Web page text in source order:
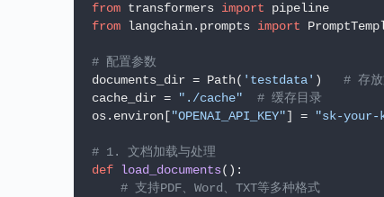
from transformers import
from langchain.prompts import
# 配置参数
documents_dir = Path( 'testdata' ) # 存放
cache_dir =
"./cache"
# 缓存目录
os.environ["OPENAI_API_KEY"] = "sk-your-
# 1. 文档加载与处理
def load_documents():
# 支持PDF、Word、TXT等多种格式